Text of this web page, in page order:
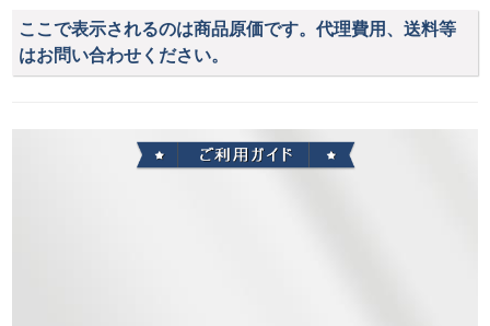
ここで表示されるのは商品原価です。代理費用、送料等
はお問い合わせください。